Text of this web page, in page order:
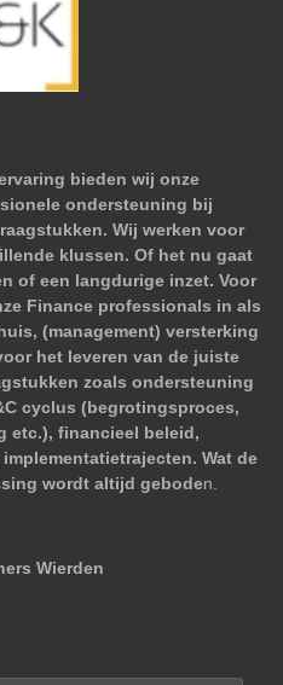
bieden wij onze
ondersteuning bij
Wij werken voor
klussen. Of het nu gaat
of een langdurige inzet. Voor
Finance professionals in als
(management) versterking
het leveren van de juiste
zoals ondersteuning
cyclus (begrotingsproces,
etc.), financieel beleid,
Wat de
wordt altijd geboden.
Wierden